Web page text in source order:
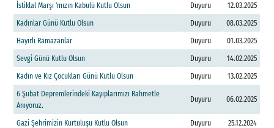
İstiklal Marşı 'mızın Kabulü Kutlu Olsun Duyuru
12.03.2025
Kadınlar Günü Kutlu Olsun Duyuru
08.03.2025
Hayırlı Ramazanlar Duyuru
01.03.2025
Sevgi Günü Kutlu Olsun Duyuru
14.02.2025
Kadın ve Kız Çocukları Günü Kutlu Olsun Duyuru
13.02.2025
6 Şubat Depremlerindeki Kayıplarımızı Rahmetle
Anıyoruz.
Duyuru 06.02.2025
Gazi Şehrimizin Kurtuluşu Kutlu Olsun Duyuru
25.12.2024